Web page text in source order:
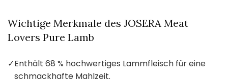
Wichtige Merkmale des JOSERA Meat
Lovers Pure Lamb
✓Enthält 68 % hochwertiges Lammfleisch für eine
schmackhafte Mahlzeit.